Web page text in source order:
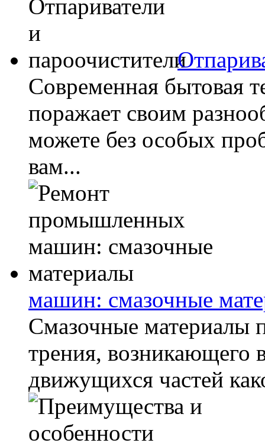
Современная бытовая
поражает своим
можете без особых
вам...
машин: смазочные
Смазочные материалы
трения, возникающего
движущихся частей